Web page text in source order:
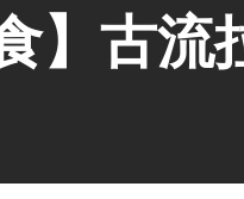
】古流